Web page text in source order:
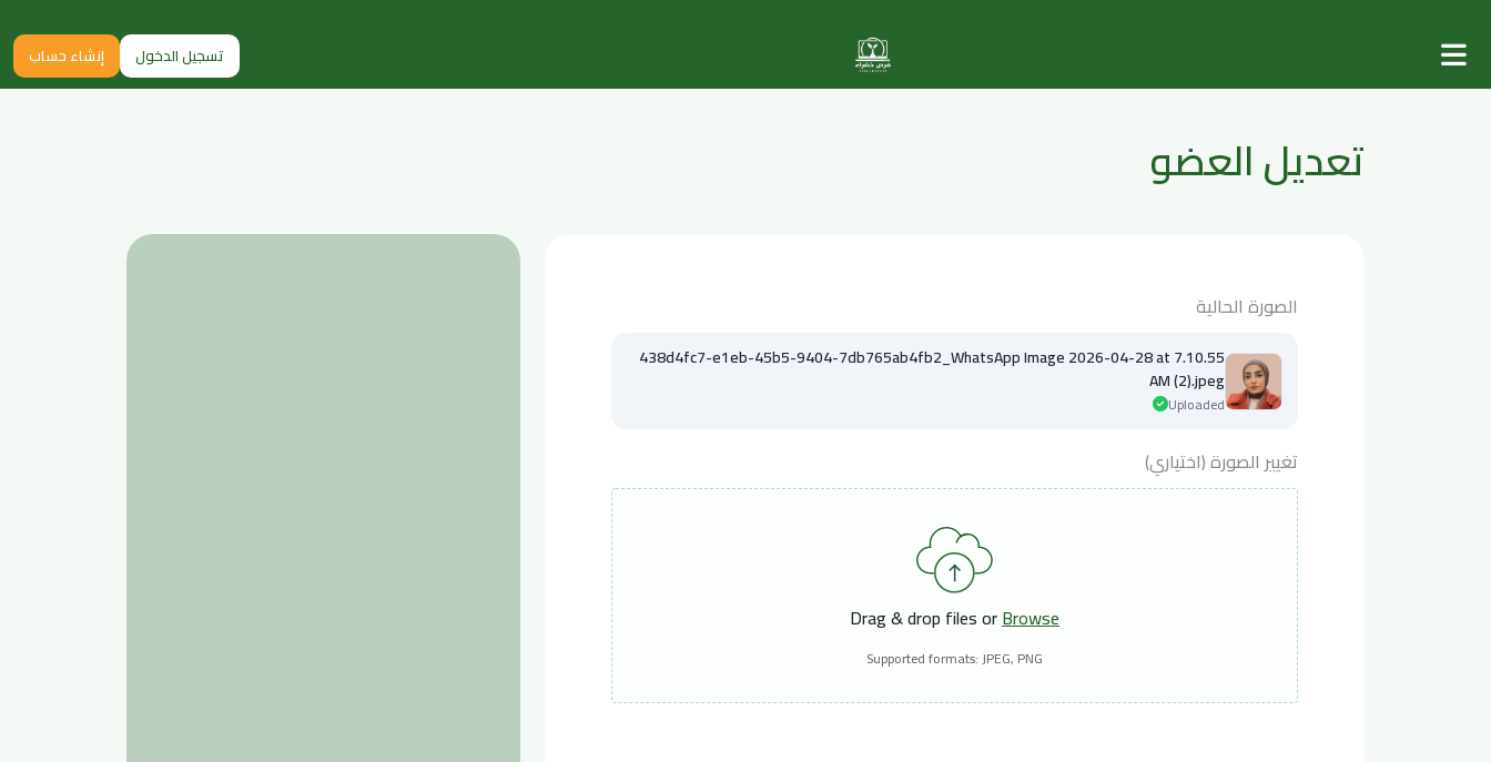
تسجيل الدخول إنشاء حساب
تعديل العضو
الصورة الحالية
438d4fc7-e1eb-45b5-9404-7db765ab4fb2_WhatsApp Image 2026-04-28 at 7.10.55
AM (2).jpeg
Uploaded
تغيير الصورة (اختياري)
Drag & drop files orBrowse
Supported formats: JPEG, PNG